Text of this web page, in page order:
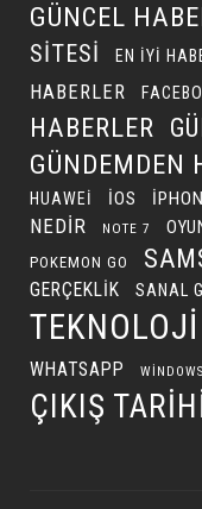
GÜNCEL
SITESI
EN IYI
HABERLER
HABERLER
GÜNDEMDEN
HUAWEI IOS
NEDIR NOTE 7
POKEMON GO
GERÇEKLIK
SANAL
WHATSAPP
ÇIKIŞ